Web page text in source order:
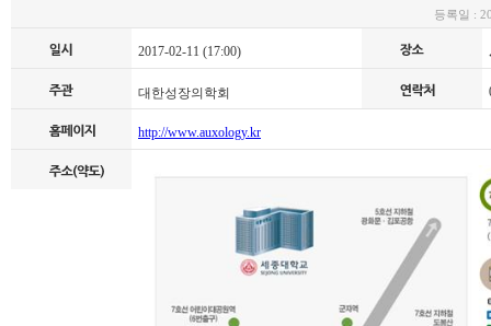
등록일 :
2017-02-11 (17:00)
대한성장의학회
http://www.auxology.kr